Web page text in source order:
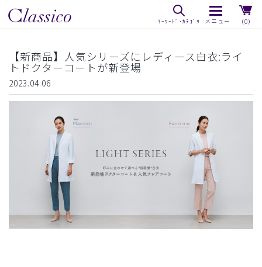
（0）
【新商品】人気シリーズにレディース白衣:ライ
トドクターコートが新登場
2023.04.06